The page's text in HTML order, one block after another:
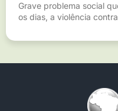
Grave problema social
os dias, a violência